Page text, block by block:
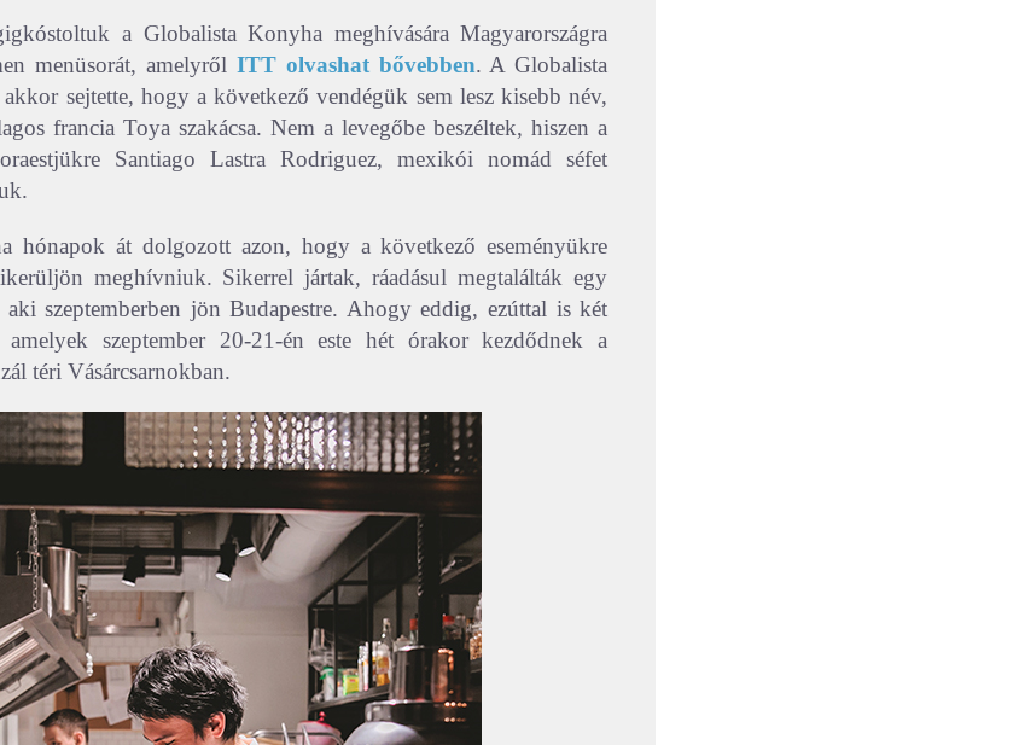
a Globalista Konyha meghívására Magyarországra
menüsorát, amelyről ITT olvashat bővebben. A Globalista
sejtette, hogy a következő vendégük sem lesz kisebb név,
francia Toya szakácsa. Nem a levegőbe beszéltek, hiszen a
Santiago Lastra Rodriguez, mexikói nomád séfet
hónapok át dolgozott azon, hogy a következő eseményükre
meghívniuk. Sikerrel jártak, ráadásul megtalálták egy
szeptemberben jön Budapestre. Ahogy eddig, ezúttal is két
amelyek szeptember 20-21-én este hét órakor kezdődnek a
téri Vásárcsarnokban.